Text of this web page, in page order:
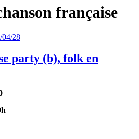
française
04/28
party (b), folk en